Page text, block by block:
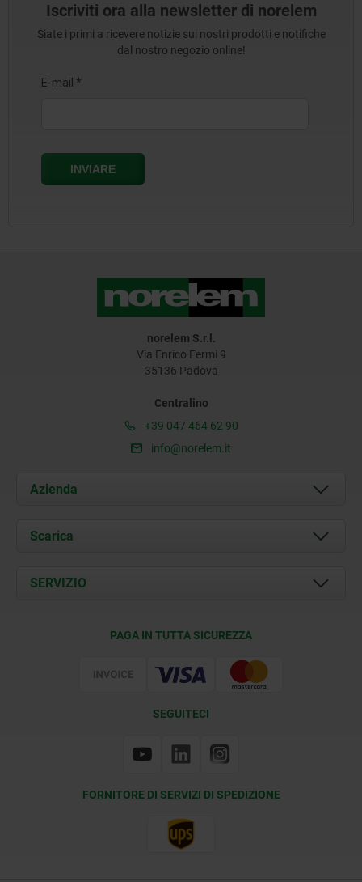
Iscriviti ora alla newsletter di norelem
Siate i primi a ricevere notizie sui nostri prodotti e notifiche
dal nostro negozio online!
norelem S.r.l.
Via Enrico Fermi 9
35136 Padova
Centralino
+39 047 464 62 90
info@norelem.it
Azienda
Chi siamo
Contatti
Scarica
Documents
SERVIZIO
PAGA IN TUTTA SICUREZZA
SEGUITECI
FORNITORE DI SERVIZI DI SPEDIZIONE